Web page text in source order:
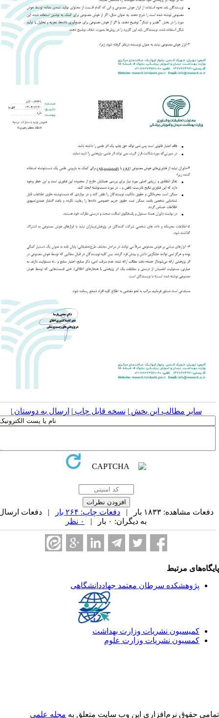
سایر مطالب این بخش | نسخه قابل چاپ| ارسال به دوستان|
دفعات مشاهده: ۱۸۳۳ بار | دفعات چاپ: ۲۶۴ بار
| دفعات ارسال
به دیگران: ۰ بار |
مرتبط
پژوهشکده سرطان معتمد جهاددانشگاهی
کمیسیون نشریات وزارت بهداشت
کمسیون نشریات وزارت علوم
حقوق نرم‌افزاری اين وب سایت متعلق بهمجله علمی